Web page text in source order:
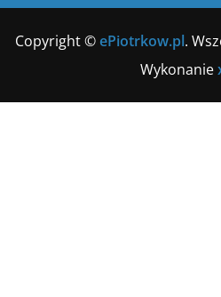
Copyright ©ePiotrkow.pl.
Wykonanie